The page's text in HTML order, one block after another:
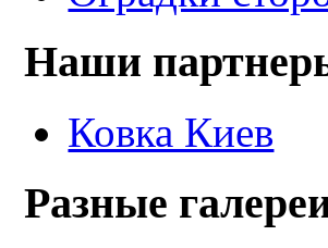
Наши
Ковка Киев
Разные